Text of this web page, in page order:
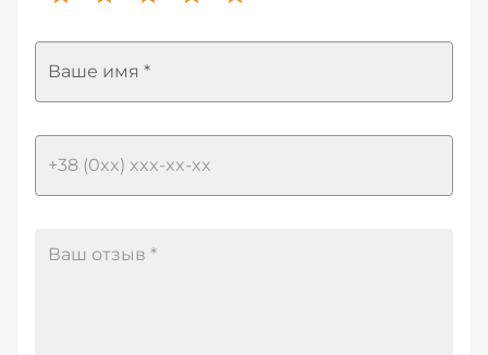
Ваше имя *